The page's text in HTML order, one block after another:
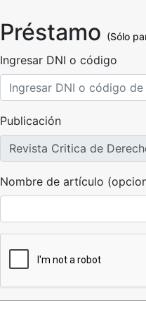
Préstamo (Sólo
Ingresar DNI o código
Publicación
Nombre de artículo